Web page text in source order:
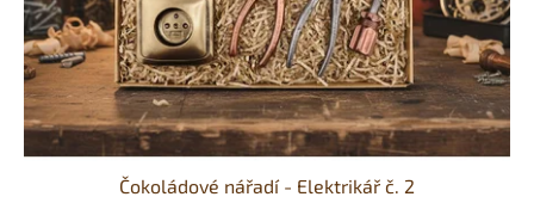
Čokoládové nářadí - Elektrikář č. 2